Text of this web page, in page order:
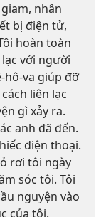
nhân
bị điện tử,
hoàn toàn
với người
hô-va giúp đỡ
liên lạc
gì xảy ra.
anh đã đến.
điện thoại.
rơi tôi ngày
sóc tôi. Tôi
nguyện vào
của tôi.